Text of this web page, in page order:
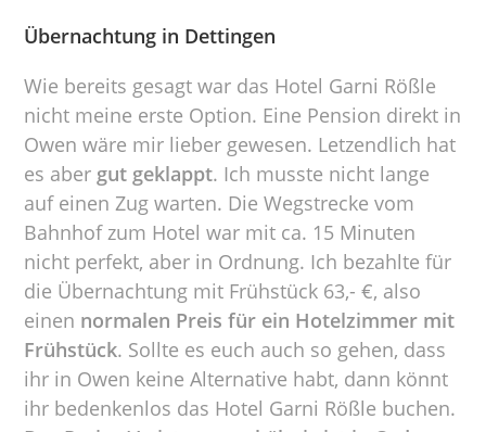
Übernachtung in Dettingen
Wie bereits gesagt war das Hotel Garni Rößle
nicht meine erste Option. Eine Pension direkt in
Owen wäre mir lieber gewesen. Letzendlich hat
es aber gut geklappt. Ich musste nicht lange
auf einen Zug warten. Die Wegstrecke vom
Bahnhof zum Hotel war mit ca. 15 Minuten
nicht perfekt, aber in Ordnung. Ich bezahlte für
die Übernachtung mit Frühstück 63,- €, also
einen normalen Preis für ein Hotelzimmer mit
Frühstück. Sollte es euch auch so gehen, dass
ihr in Owen keine Alternative habt, dann könnt
ihr bedenkenlos das Hotel Garni Rößle buchen.